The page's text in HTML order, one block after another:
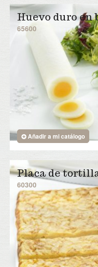
Huevo duro en
65600
Añadir a mi catálogo
Placa de
60300